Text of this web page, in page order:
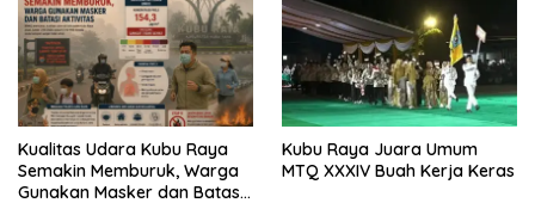
Kualitas Udara Kubu Raya
Semakin Memburuk, Warga
Gunakan Masker dan Batasi
Kubu Raya Juara Umum
MTQ XXXIV Buah Kerja Keras